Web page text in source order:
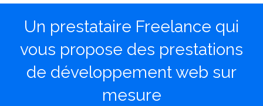
Un prestataire Freelance qui
vous propose des prestations
de développement web sur
mesure